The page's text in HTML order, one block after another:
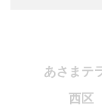
あさまテ
西区